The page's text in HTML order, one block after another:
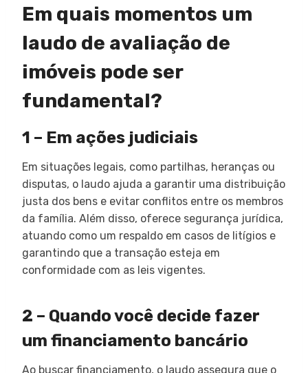
Em quais momentos um
laudo de avaliação de
imóveis pode ser
fundamental?
1 – Em ações judiciais
Em situações legais, como partilhas, heranças ou
disputas, o laudo ajuda a garantir uma distribuição
justa dos bens e evitar conflitos entre os membros
da família. Além disso, oferece segurança jurídica,
atuando como um respaldo em casos de litígios e
garantindo que a transação esteja em
conformidade com as leis vigentes.
2 – Quando você decide fazer
um financiamento bancário
Ao buscar financiamento, o laudo assegura que o